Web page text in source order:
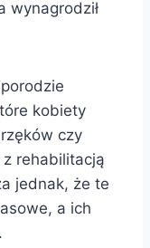
wynagrodził
kobiety
czy
rehabilitacją
jednak, że te
a ich